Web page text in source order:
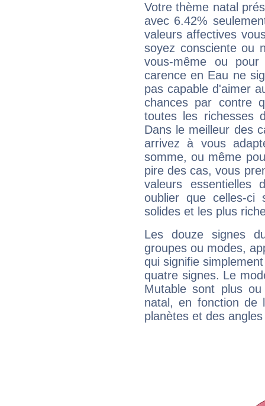
Votre thème natal
avec 6.42%
valeurs affectives
soyez consciente ou
vous-même ou
carence en Eau ne
pas capable d'aimer
chances par contre
toutes les richesses
Dans le meilleur des
arrivez à vous
somme, ou même
pire des cas, vous
valeurs
oublier que celles-
solides et les plus
Les douze signes
groupes ou modes,
qui signifie
quatre signes. Le
Mutable sont plus
natal, en fonction de
planètes et des